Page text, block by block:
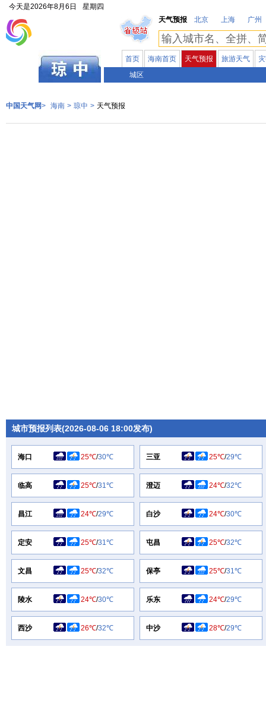
今天是2026年8月6日
星期四
天气预报
北京 上海 广州
首页 海南首页 天气预报 旅游天气
城区
中国天气网> 海南 > 琼中 > 天气预报
城市预报列表(2026-08-06 18:00发布)
海口 25℃/30℃ 三亚 25℃/29℃
临高 25℃/31℃ 澄迈 24℃/32℃
昌江 24℃/29℃ 白沙 24℃/30℃
定安 25℃/31℃ 屯昌 25℃/32℃
文昌 25℃/32℃ 保亭 25℃/31℃
陵水 24℃/30℃ 乐东 24℃/29℃
西沙 26℃/32℃ 中沙 28℃/29℃